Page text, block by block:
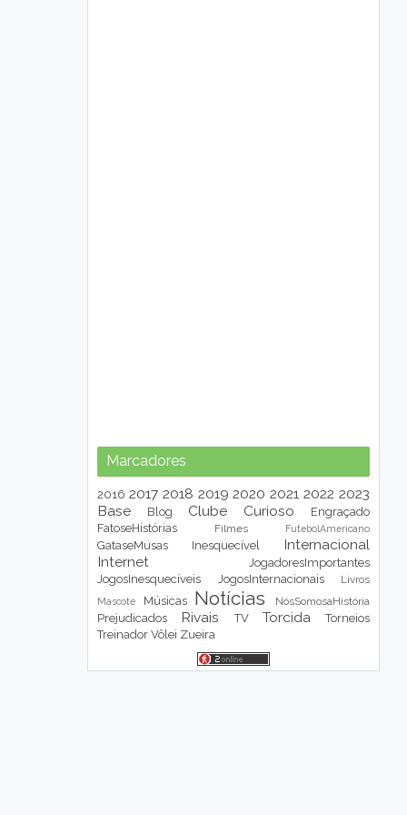
Marcadores
2016 2017 2018 2019 2020 2021 2022 2023
Base
Blog Clube Curioso
Engraçado
FatoseHistórias
Filmes FutebolAmericano
GataseMusas Inesquecível
Internacional
Internet
JogadoresImportantes
JogosInesquecíveis
JogosInternacionais Livros
Mascote Músicas Notícias NósSomosaHistória
Prejudicados Rivais TV Torcida
Torneios
Treinador Vôlei Zueira